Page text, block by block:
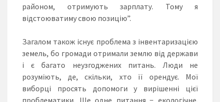
районом, отримують зарплату. Тому я
відстоюватиму свою позицію”.
Загалом також існує проблема з інвентаризацією
земель, бо громади отримали землю від держави
і є багато неузгоджених питань. Люди не
розуміють, де, скільки, хто її орендує. Мої
виборці просять допомоги у вирішенні цієї
проблематики. Ще одне питання − екологічне.